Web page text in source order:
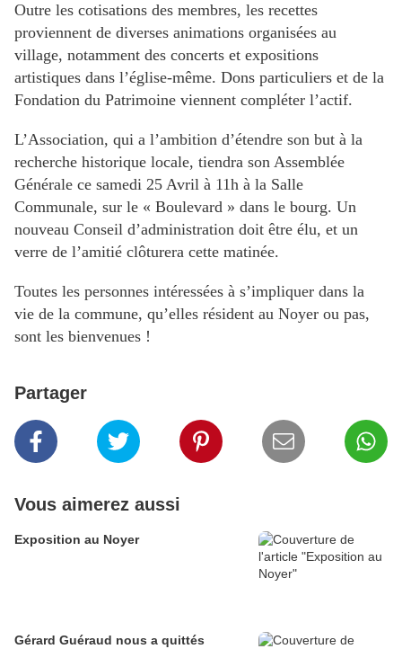
Outre les cotisations des membres, les recettes
proviennent de diverses animations organisées au
village, notamment des concerts et expositions
artistiques dans l’église-même. Dons particuliers et de la
Fondation du Patrimoine viennent compléter l’actif.
L’Association, qui a l’ambition d’étendre son but à la
recherche historique locale, tiendra son Assemblée
Générale ce samedi 25 Avril à 11h à la Salle
Communale, sur le « Boulevard » dans le bourg. Un
nouveau Conseil d’administration doit être élu, et un
verre de l’amitié clôturera cette matinée.
Toutes les personnes intéressées à s’impliquer dans la
vie de la commune, qu’elles résident au Noyer ou pas,
sont les bienvenues !
Partager
Vous aimerez aussi
Exposition au Noyer
Gérard Guéraud nous a quittés